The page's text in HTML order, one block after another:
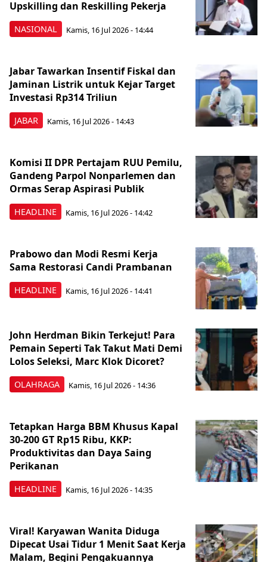
NASIONAL
Upskilling dan Reskilling Pekerja
Kamis, 16 Jul 2026 - 14:44
JABAR
Jabar Tawarkan Insentif Fiskal dan
Jaminan Listrik untuk Kejar Target
Investasi Rp314 Triliun
Kamis, 16 Jul 2026 - 14:43
HEADLINE
Komisi II DPR Pertajam RUU Pemilu,
Gandeng Parpol Nonparlemen dan
Ormas Serap Aspirasi Publik
Kamis, 16 Jul 2026 - 14:42
HEADLINE
Prabowo dan Modi Resmi Kerja
Sama Restorasi Candi Prambanan
Kamis, 16 Jul 2026 - 14:41
OLAHRAGA
John Herdman Bikin Terkejut! Para
Pemain Seperti Tak Takut Mati Demi
Lolos Seleksi, Marc Klok Dicoret?
Kamis, 16 Jul 2026 - 14:36
HEADLINE
Tetapkan Harga BBM Khusus Kapal
30-200 GT Rp15 Ribu, KKP:
Produktivitas dan Daya Saing
Perikanan
Kamis, 16 Jul 2026 - 14:35
Viral! Karyawan Wanita Diduga
Dipecat Usai Tidur 1 Menit Saat Kerja
Malam, Begini Pengakuannya